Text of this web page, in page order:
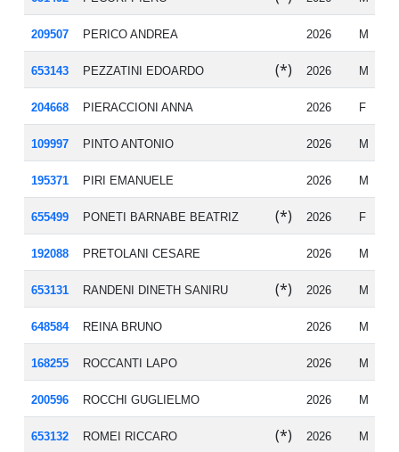
209507 PERICO ANDREA 2026 M
653143 PEZZATINI EDOARDO (*) 2026 M
204668 PIERACCIONI ANNA 2026 F
109997 PINTO ANTONIO 2026 M
195371 PIRI EMANUELE 2026 M
655499 PONETI BARNABE BEATRIZ (*) 2026 F
192088 PRETOLANI CESARE 2026 M
653131 RANDENI DINETH SANIRU (*) 2026 M
648584 REINA BRUNO 2026 M
168255 ROCCANTI LAPO 2026 M
200596 ROCCHI GUGLIELMO 2026 M
653132 ROMEI RICCARO (*) 2026 M